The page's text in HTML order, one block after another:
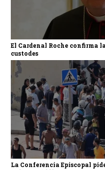
El Cardenal Roche confirma
custodes
La Conferencia Episcopal